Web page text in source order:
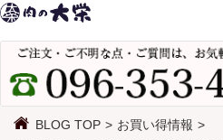
BLOG TOP
お買い得情報